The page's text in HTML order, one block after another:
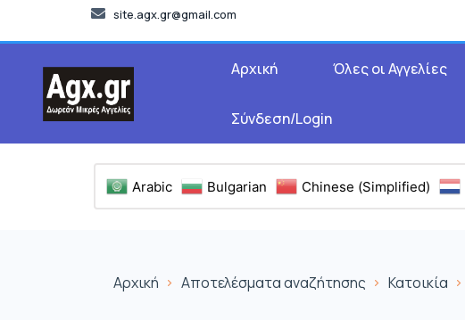
site.agx.gr@gmail.com
Αρχική Όλες οι Αγγελίες
Σύνδεση/Login
Arabic Bulgarian Chinese (Simplified)
Αρχική Αποτελέσματα αναζήτησης Κατοικία